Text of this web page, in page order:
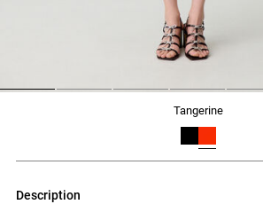
tangerine
description